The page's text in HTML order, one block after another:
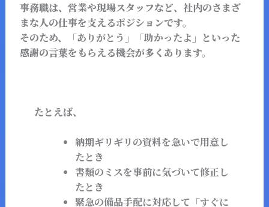
事務職は、営業や現場スタッフなど、社内のさまざ
まな人の仕事を支えるポジションです。
そのため、
「ありがとう」「助かったよ」 といった
感謝の言葉をもらえる機会が多くあります。
たとえば、
納期ギリギリの資料を急いで用意し
たとき
書類のミスを事前に気づいて修正し
たとき
緊急の備品手配に対応して「すぐに